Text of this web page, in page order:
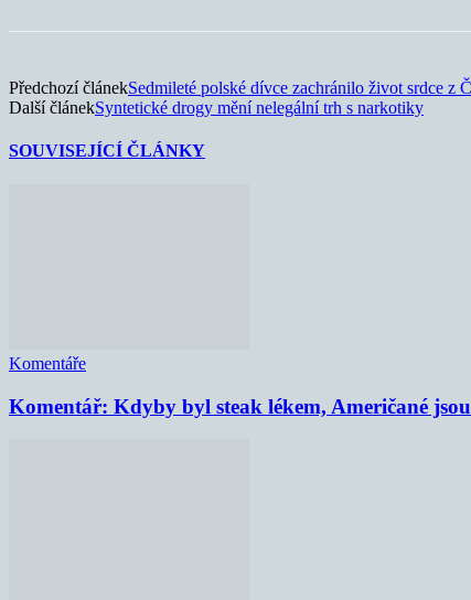
Předchozí článekSedmileté polské dívce zachránilo život srdce z
Další článekSyntetické drogy mění nelegální trh s narkotiky
SOUVISEJÍCÍ ČLÁNKY
Komentáře
Komentář: Kdyby byl steak lékem, Američané